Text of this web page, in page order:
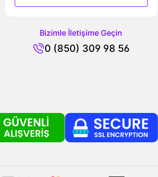
Bizimle İletişime Geçin
0 (850) 309 98 56